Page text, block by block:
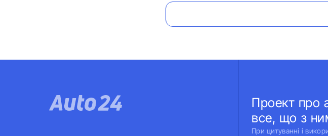
Проект про
все, що з
При цитуванні і